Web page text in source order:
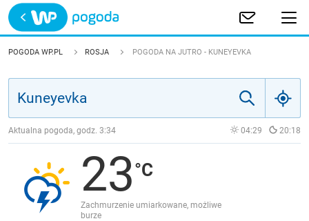
Trwa ładowanie
POLSKA
JAKOŚĆ POWIETRZA
POGODA WP.PL ROSJA POGODA NA JUTRO - KUNEYEVKA
Aktualna pogoda, godz. 3:34 04:29 20:18
23
Zachmurzenie umiarkowane, możliwe
burze